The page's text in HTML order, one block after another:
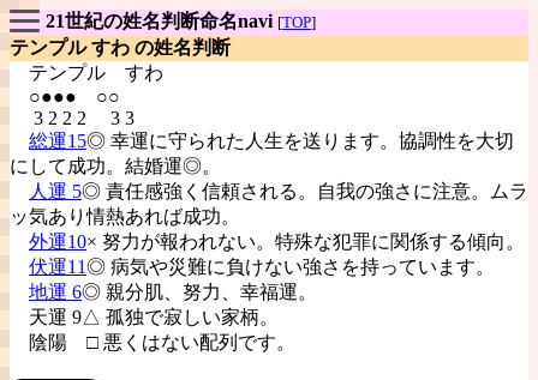
21世紀の姓名判断命名navi [TOP]
テンプル すわ の姓名判断
テンプル すわ
○●●● ○○
3 2 2 2 3 3
総運15◎ 幸運に守られた人生を送ります。協調性を大切
にして成功。結婚運◎。
人運 5◎ 責任感強く信頼される。自我の強さに注意。ムラ
ッ気あり情熱あれば成功。
外運10× 努力が報われない。特殊な犯罪に関係する傾向。
伏運11◎ 病気や災難に負けない強さを持っています。
地運 6◎ 親分肌、努力、幸福運。
天運 9△ 孤独で寂しい家柄。
陰陽 □ 悪くはない配列です。